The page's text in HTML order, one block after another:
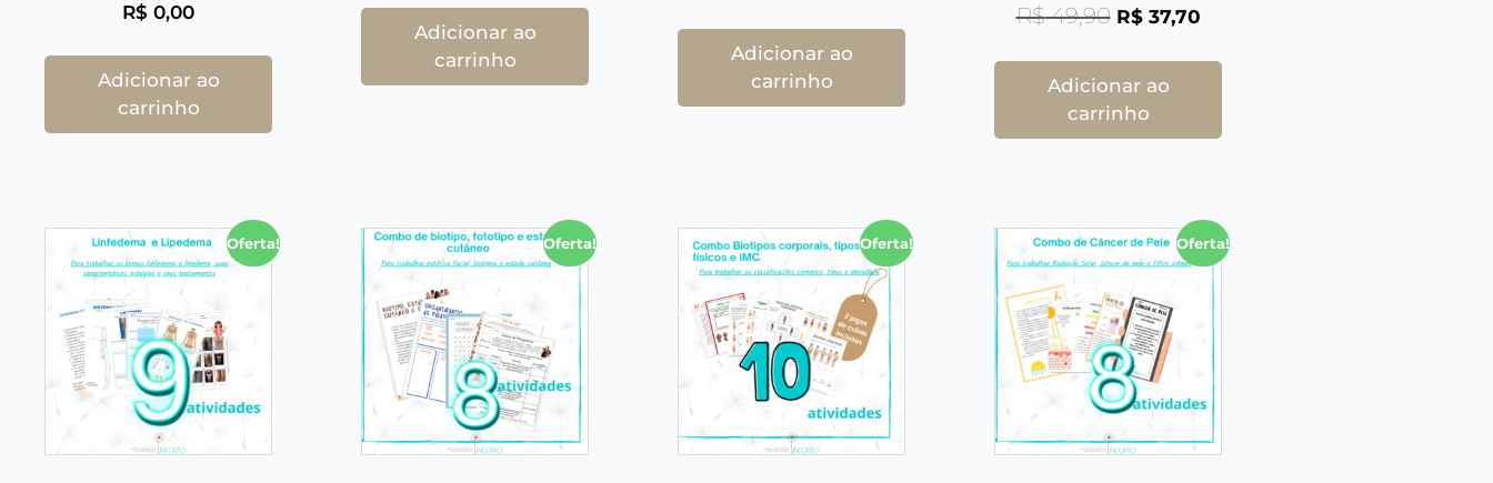
R$ 0,00
Adicionar ao
carrinho
Adicionar ao
carrinho
Adicionar ao
carrinho
R$49,90 R$37,70
Adicionar ao
carrinho
Oferta! Oferta! Oferta! Oferta!